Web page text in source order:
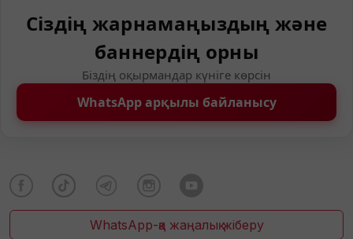
Сіздің жарнамаңыздың және
баннердің орны
Біздің оқырмандар күніге көрсін
WhatsApp арқылы байланысу
WhatsApp-қа жаңалық жіберу